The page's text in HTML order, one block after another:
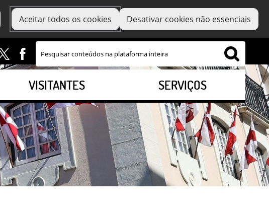
Aceitar todos os cookies Desativar cookies não essenciais
VISITANTES SERVIÇOS